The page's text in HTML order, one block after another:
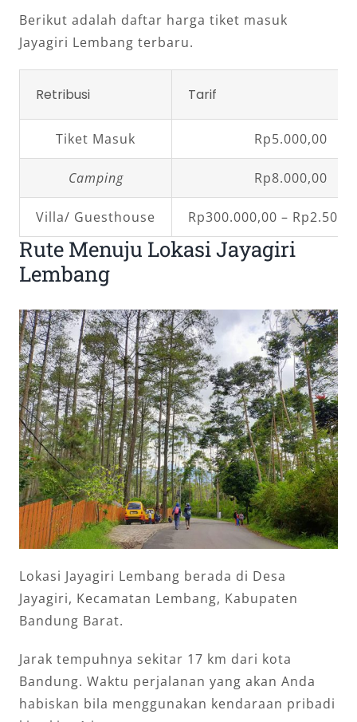
Berikut adalah daftar harga tiket masuk
Jayagiri Lembang terbaru.
Retribusi Tarif
Tiket Masuk Rp5.000,00
Camping Rp8.000,00
Villa/ Guesthouse Rp300.000,00 –
Rute Menuju Lokasi Jayagiri
Lembang
Lokasi Jayagiri Lembang berada di Desa
Jayagiri, Kecamatan Lembang, Kabupaten
Bandung Barat.
Jarak tempuhnya sekitar 17 km dari kota
Bandung. Waktu perjalanan yang akan Anda
habiskan bila menggunakan kendaraan pribadi